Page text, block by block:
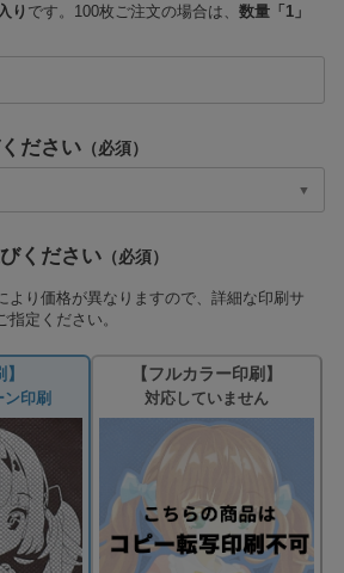
り です。100枚ご注文の場合は、数量「1」
ださい （必須）
ください （必須）
より価格が異なりますので、詳細な印刷サ
指定ください。
ン印刷
【フルカラー印刷】
対応していません